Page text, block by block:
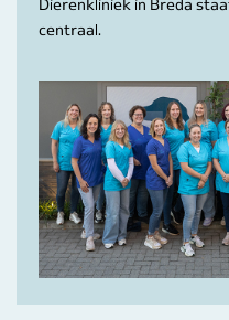
Dierenkliniek in Breda
centraal.